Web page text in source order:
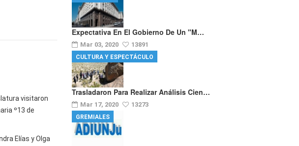
visitaron
º13 de
Elías y Olga
Expectativa En El Gobierno De Un "m…
Mar 03, 2020 13891
Trasladaron Para Realizar Análisis Cien…
Mar 17, 2020 13273
CULTURA Y ESPECTÁCULO
GREMIALES